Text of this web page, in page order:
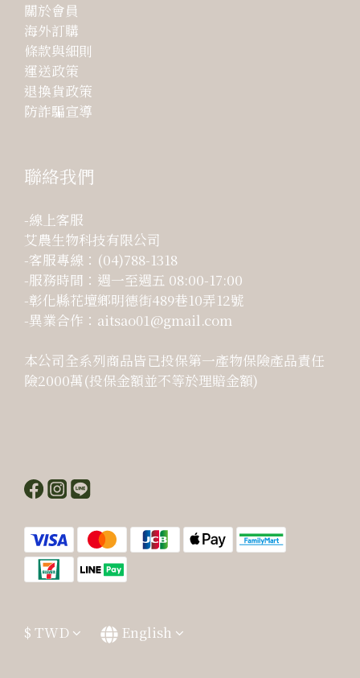
關於會員
海外訂購
條款與細則
運送政策
退換貨政策
防詐騙宣導
聯絡我們
-線上客服
艾農生物科技有限公司
-客服專線：(04)788-1318
-服務時間：週一至週五 08:00-17:00
-彰化縣花壇鄉明德街489巷10弄12號
-異業合作：aitsao01@gmail.com
本公司全系列商品皆已投保第一產物保險產品責任
險2000萬(投保金額並不等於理賠金額)
$ TWD English